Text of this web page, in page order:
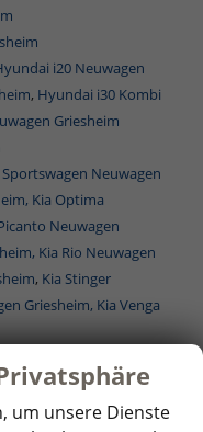
i20 Neuwagen
, Hyundai i30 Kombi
Griesheim
Sportswagen Neuwagen
Kia Optima
Neuwagen
Kia Rio Neuwagen
, Kia Stinger
Griesheim, Kia Venga
um unsere Dienste